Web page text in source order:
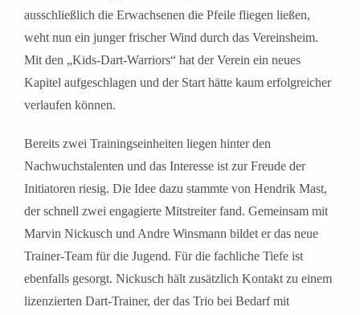
ausschließlich die Erwachsenen die Pfeile fliegen ließen,
weht nun ein junger frischer Wind durch das Vereinsheim.
Mit den „Kids-Dart-Warriors“ hat der Verein ein neues
Kapitel aufgeschlagen und der Start hätte kaum erfolgreicher
verlaufen können.
Bereits zwei Trainingseinheiten liegen hinter den
Nachwuchstalenten und das Interesse ist zur Freude der
Initiatoren riesig. Die Idee dazu stammte von Hendrik Mast,
der schnell zwei engagierte Mitstreiter fand. Gemeinsam mit
Marvin Nickusch und Andre Winsmann bildet er das neue
Trainer-Team für die Jugend. Für die fachliche Tiefe ist
ebenfalls gesorgt. Nickusch hält zusätzlich Kontakt zu einem
lizenzierten Dart-Trainer, der das Trio bei Bedarf mit